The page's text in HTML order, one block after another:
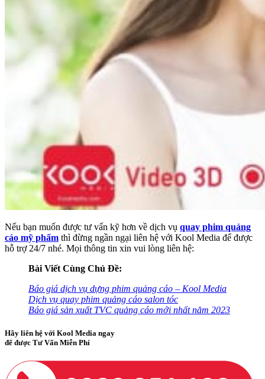
Nếu bạn muốn được tư vấn kỹ hơn về dịch vụ quay phim quảng
cáo mỹ phẩm thì đừng ngần ngại liên hệ với Kool Media để được
hỗ trợ 24/7 nhé. Mọi thông tin xin vui lòng liên hệ:
Bài Viết Cùng Chủ Đề:
Báo giá dịch vụ dựng phim quảng cáo – Kool Media
Dịch vụ quay phim quảng cáo salon tóc
Báo giá sản xuất TVC quảng cáo mới nhất năm 2023
Hãy liên hệ với Kool Media ngay
để được Tư Vấn Miễn Phí